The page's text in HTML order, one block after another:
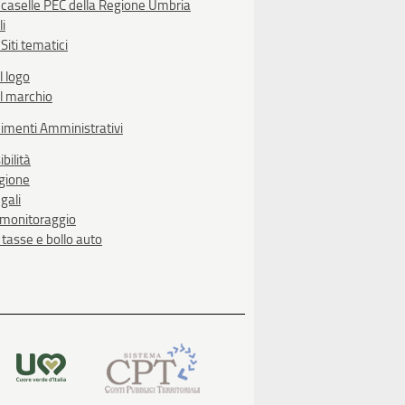
PEC della Regione Umbria
tematici
logo
marchio
Amministrativi
e bollo auto